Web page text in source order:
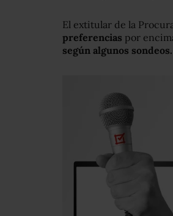
El extitular de la
preferencias por
según algunos sondeos.